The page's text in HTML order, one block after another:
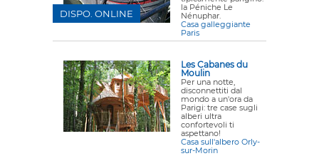
la Péniche Le
Nénuphar.
Casa galleggiante
Paris
DISPO. ONLINE
Les Cabanes du
Moulin
Per una notte,
disconnettiti dal
mondo a un'ora da
Parigi: tre case sugli
alberi ultra
confortevoli ti
aspettano!
Casa sull'albero Orly-
sur-Morin